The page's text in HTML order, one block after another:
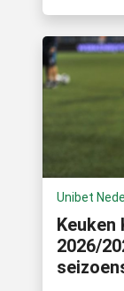
Unibet
2026/